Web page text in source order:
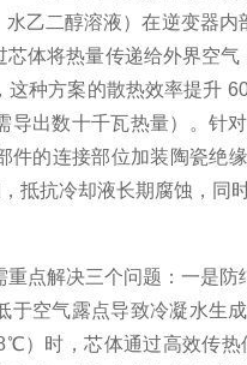
乙二醇溶液）在逆变器
体将热量传递给外界空气
种方案的散热效率提升
导出数十千瓦热量）。针
件的连接部位加装陶瓷绝
抵抗冷却液长期腐蚀，同
重点解决三个问题：一是
于空气露点导致冷凝水生
）时，芯体通过高效传